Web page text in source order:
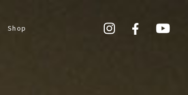
Shop